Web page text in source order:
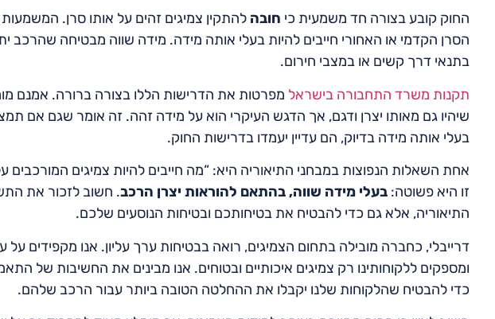
החוק קובע בצורה חד משמעית כי חובה להתקין צמיגים זהים על אותו סרן.
הסרן הקדמי או האחורי חייבים להיות בעלי אותה מידה. מידה שווה מבטיחה שהרכב
בתנאי דרך קשים או במצבי חירום.
תקנות משרד התחבורה בישראל מפרטות את הדרישות הללו בצורה ברורה. אמנם
שיהיו גם מאותו יצרן ודגם, אך הדגש העיקרי הוא על מידה זהה. זה אומר שגם אם
בעלי אותה מידה בדיוק, הם עדיין יעמדו בדרישות החוק.
אחת השאלות הנפוצות במבחני התיאוריה היא: “מה חייבים להיות צמיגים
זו היא פשוטה: בעלי מידה שווה, בהתאם להוראות יצרן הרכב. חשוב לזכור את
התיאוריה, אלא גם כדי להבטיח את בטיחותכם ובטיחות הנוסעים שלכם.
דרייבלי, כחברה מובילה בתחום הצמיגים, רואה בבטיחות ערך עליון. אנו מקפידים
ומספקים ללקוחותינו רק צמיגים איכותיים ובטוחים. אנו מבינים את החשיבות של
כדי להבטיח שהלקוחות שלנו יקבלו את ההחלטה הטובה ביותר עבור הרכב שלהם.